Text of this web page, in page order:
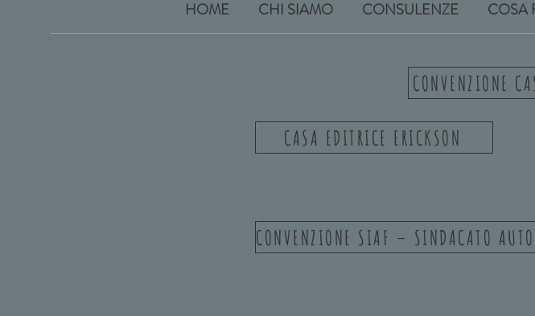
HOME CHI SIAMO CONSULENZE COSA
CONVENZIONE
CASA EDITRICE ERICKSON